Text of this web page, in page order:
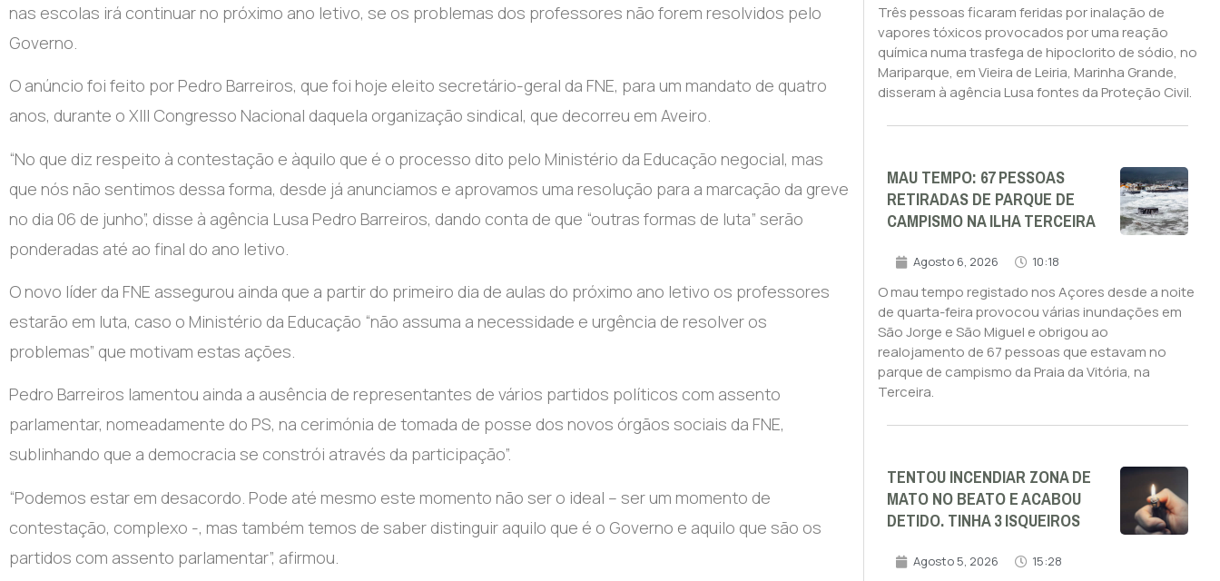
nas escolas irá continuar no próximo ano letivo, se os problemas dos professores não forem resolvidos pelo
Governo.
O anúncio foi feito por Pedro Barreiros, que foi hoje eleito secretário-geral da FNE, para um mandato de quatro
anos, durante o XIII Congresso Nacional daquela organização sindical, que decorreu em Aveiro.
“No que diz respeito à contestação e àquilo que é o processo dito pelo Ministério da Educação negocial, mas
que nós não sentimos dessa forma, desde já anunciamos e aprovamos uma resolução para a marcação da greve
no dia 06 de junho”, disse à agência Lusa Pedro Barreiros, dando conta de que “outras formas de luta” serão
ponderadas até ao final do ano letivo.
O novo líder da FNE assegurou ainda que a partir do primeiro dia de aulas do próximo ano letivo os professores
estarão em luta, caso o Ministério da Educação “não assuma a necessidade e urgência de resolver os
problemas” que motivam estas ações.
Pedro Barreiros lamentou ainda a ausência de representantes de vários partidos políticos com assento
parlamentar, nomeadamente do PS, na cerimónia de tomada de posse dos novos órgãos sociais da FNE,
sublinhando que a democracia se constrói através da participação”.
“Podemos estar em desacordo. Pode até mesmo este momento não ser o ideal – ser um momento de
contestação, complexo -, mas também temos de saber distinguir aquilo que é o Governo e aquilo que são os
partidos com assento parlamentar”, afirmou.
Três pessoas ficaram feridas por inalação de
vapores tóxicos provocados por uma reação
química numa trasfega de hipoclorito de sódio, no
Mariparque, em Vieira de Leiria, Marinha Grande,
disseram à agência Lusa fontes da Proteção Civil.
MAU TEMPO: 67 PESSOAS
RETIRADAS DE PARQUE DE
CAMPISMO NA ILHA TERCEIRA
Agosto 6, 2026 10:18
O mau tempo registado nos Açores desde a noite
de quarta-feira provocou várias inundações em
São Jorge e São Miguel e obrigou ao
realojamento de 67 pessoas que estavam no
parque de campismo da Praia da Vitória, na
Terceira.
TENTOU INCENDIAR ZONA DE
MATO NO BEATO E ACABOU
DETIDO. TINHA 3 ISQUEIROS
Agosto 5, 2026 15:28